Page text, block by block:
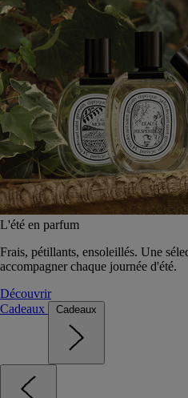
L'été en parfum
Frais, pétillants, ensoleillés. Une
accompagner chaque journée d'été.
Découvrir
Cadeaux
Cadeaux